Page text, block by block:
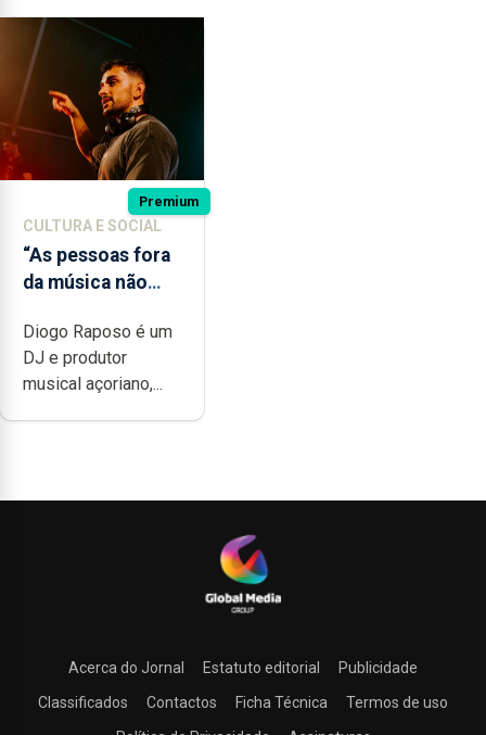
Premium
CULTURA E SOCIAL
“As pessoas fora
da música não
quão difícil é
produzir uma
música”
Diogo Raposo é um
DJ e produtor
musical açoriano,...
Acerca do Jornal Estatuto editorial
Publicidade
Classificados
Contactos Ficha Técnica
Termos de uso